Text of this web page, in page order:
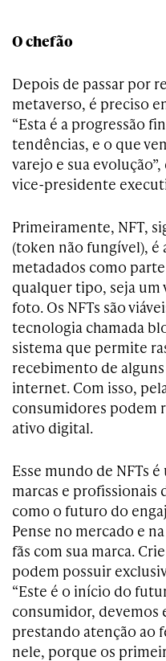
O chefão
Depois de passar por
metaverso, é preciso
“Esta é a progressão
tendências, e o que
varejo e sua
vice-presidente
Primeiramente, NFT,
(token não fungível), é
metadados como
qualquer tipo, seja um
foto. Os NFTs são
tecnologia chamada
sistema que permite
recebimento de
internet. Com isso,
consumidores podem
ativo digital.
Esse mundo de NFTs
marcas e profissionais
como o futuro do
Pense no mercado e
fãs com sua marca.
podem possuir
“Este é o início do
consumidor, devemos
prestando atenção ao
nele, porque os